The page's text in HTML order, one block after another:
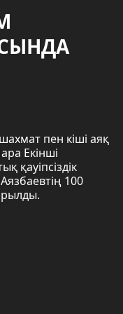
пен кіші аяқ
Екінші
қауіпсіздік
100